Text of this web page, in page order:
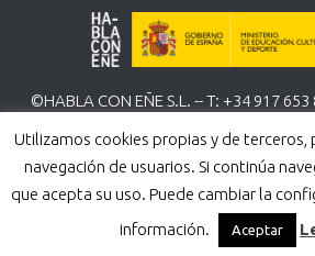
©HABLA CON EÑE S.L. -- T: +34 917
Política de Privacidad-
Utilizamos cookies propias y de terceros,
navegación de usuarios. Si continúa
que acepta su uso. Puede cambiar la
información.
Aceptar